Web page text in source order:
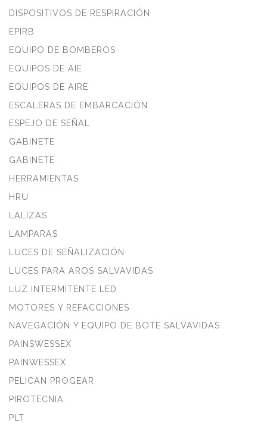
DISPOSITIVOS DE RESPIRACIÓN
EPIRB
EQUIPO DE BOMBEROS
EQUIPOS DE AIE
EQUIPOS DE AIRE
ESCALERAS DE EMBARCACIÓN
ESPEJO DE SEÑAL
GABINETE
GABINETE
HERRAMIENTAS
HRU
LALIZAS
LAMPARAS
LUCES DE SEÑALIZACIÓN
LUCES PARA AROS SALVAVIDAS
LUZ INTERMITENTE LED
MOTORES Y REFACCIONES
NAVEGACIÓN Y EQUIPO DE BOTE SALVAVIDAS
PAINSWESSEX
PAINWESSEX
PELICAN PROGEAR
PIROTECNIA
PLT